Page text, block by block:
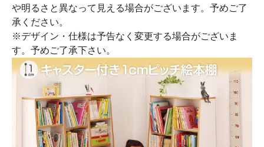
や明るさと異なって見える場合がございます。予めご了
承ください。
※デザイン・仕様は予告なく変更する場合がございま
す。予めご了承下さい。